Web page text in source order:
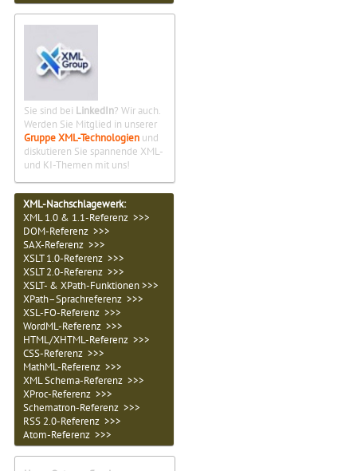
Sie sind bei LinkedIn? Wir auch.
Werden Sie Mitglied in unserer
Gruppe XML-Technologien und
diskutieren Sie spannende XML-
und KI-Themen mit uns!
XML-Nachschlagewerk:
XML 1.0 & 1.1-Referenz >>>
DOM-Referenz >>>
SAX-Referenz >>>
XSLT 1.0-Referenz >>>
XSLT 2.0-Referenz >>>
XSLT- & XPath-Funktionen >>>
XPath–Sprachreferenz >>>
XSL-FO-Referenz >>>
WordML-Referenz >>>
HTML/XHTML-Referenz >>>
CSS-Referenz >>>
MathML-Referenz >>>
XML Schema-Referenz >>>
XProc-Referenz >>>
Schematron-Referenz >>>
RSS 2.0-Referenz >>>
Atom-Referenz >>>